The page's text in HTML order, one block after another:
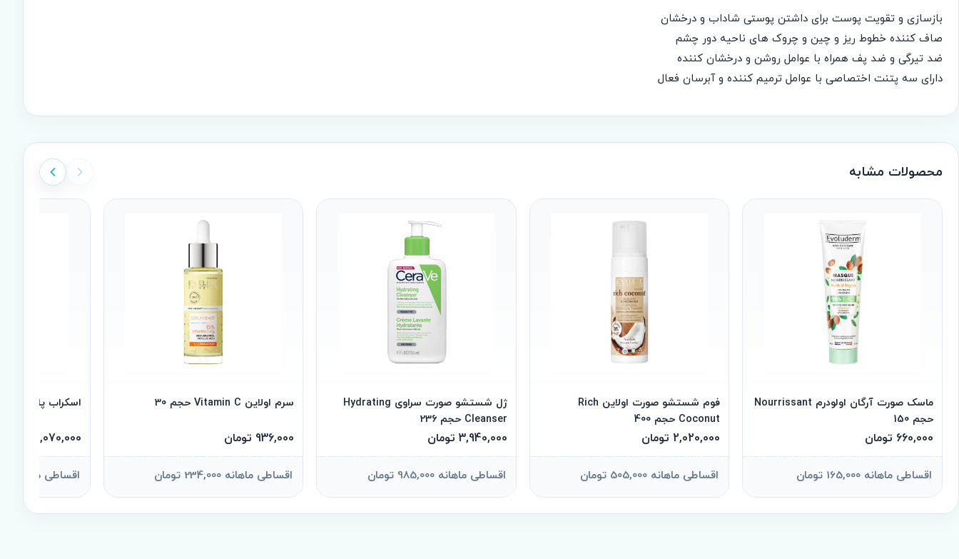
بازسازی و تقویت پوست برای داشتن پوستی شاداب و درخشان
صاف کننده خطوط ریز و چین و چروک های ناحیه دور چشم
ضد تیرگی و ضد پف همراه با عوامل روشن و درخشان کننده
دارای سه پتنت اختصاصی با عوامل ترمیم کننده و آبرسان فعال
محصولات مشابه
ماسک صورت آرگان اولودرم Nourrissant
حجم 150
660,000 تومان
اقساطی ماهانه 165,000 تومان
فوم شستشو صورت اولاین Rich
Coconut حجم 400
2,020,000 تومان
اقساطی ماهانه 505,000 تومان
ژل شستشو صورت سراوی Hydrating
Cleanser حجم 236
3,940,000 تومان
اقساطی ماهانه 985,000 تومان
سرم اولاین Vitamin C حجم 30
936,000 تومان
اقساطی ماهانه 234,000 تومان
اسکراب پا
1,070,000 تومان
اقساطی ماهانه 267,500 تومان